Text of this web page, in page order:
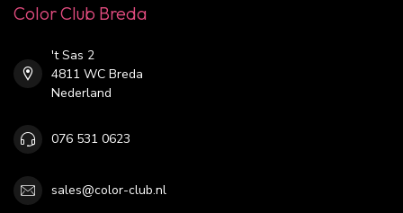
Color Club Breda
't Sas 2
4811 WC Breda
Nederland
076 531 0623
sales@color-club.nl